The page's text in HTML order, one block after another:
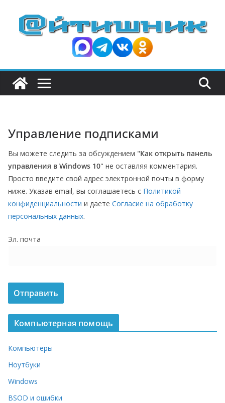
Управление подписками
Вы можете следить за обсуждением "Как открыть панель
управления в Windows 10" не оставляя комментария.
Просто введите свой адрес электронной почты в форму
ниже. Указав email, вы соглашаетесь с Политикой
конфиденциальности и даете Согласие на обработку
персональных данных.
Эл. почта
Компьютерная помощь
Компьютеры
Ноутбуки
Windows
BSOD и ошибки